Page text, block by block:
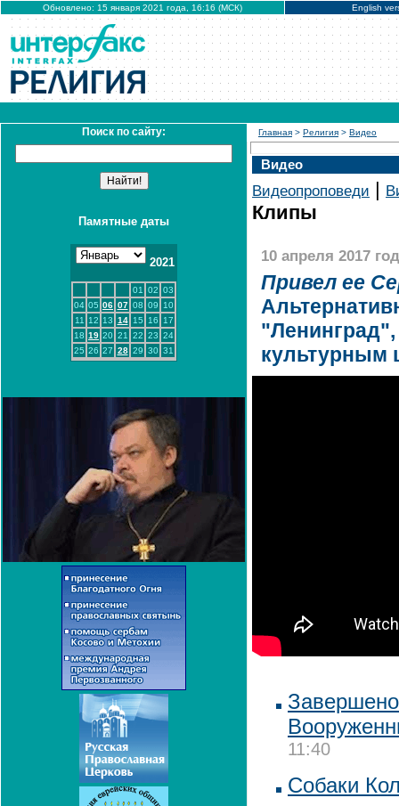
Обновлено: 15 января 2021 года, 16:16 (МСК) English
Поиск по сайту:
Памятные даты
2021
01 02 03
04 05 06 07 08 09
10
11
12 13 14 15 16
17
18 19 20 21 22 23 24
25 26 27 28 29 30 31
Главная > Религия > Видео
Видео
Видеопроповеди |
Клипы
10 апреля 2017
Привел ее
"Ленинград",
культурным
Завершено
11:40
Собаки